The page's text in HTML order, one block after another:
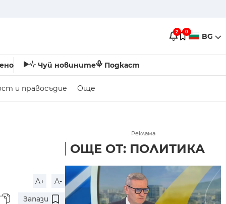
2 0 BG
Чуй новините Подкаст
и правосъдие Още
A+
A-
Запази
Реклама
ОЩЕ ОТ: ПОЛИТИКА